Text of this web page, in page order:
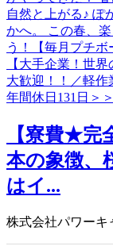
【寮費★完
本の象徴、
はイ...
株式会社パワーキ